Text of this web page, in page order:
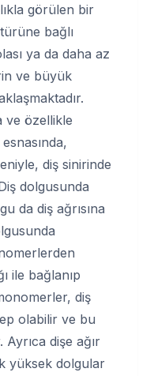
görülen bir
bağlı
ya da daha az
ve büyük
ve özellikle
diş sinirinde
dolgusunda
da diş ağrısına
ile bağlanıp
diş
olabilir ve bu
dişe ağır
yüksek dolgular